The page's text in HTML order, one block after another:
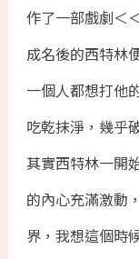
作了一部戲劇＜
成名後的西特林
一個人都想打他
吃乾抹淨，幾乎
其實西特林一開
的內心充滿激動
界，我想這個時